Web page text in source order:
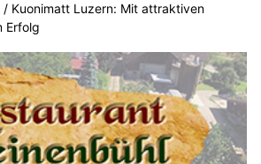
/ Kuonimatt Luzern: Mit attraktiven
Erfolg